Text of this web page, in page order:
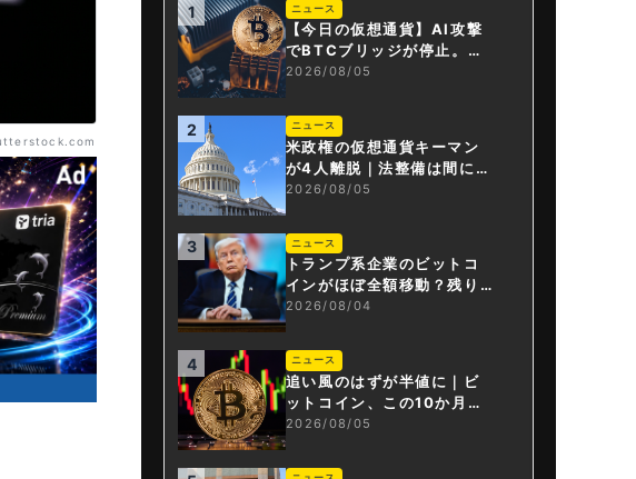
1 ニュース
【今日の仮想通貨】AI攻撃
でBTCブリッジが停止。金
融庁が「暗号資産・ステー
2026/08/05
2 ニュース
米政権の仮想通貨キーマン
が4人離脱｜法整備は間に合
うか
2026/08/05
3 ニュース
トランプ系企業のビットコ
インがほぼ全額移動？残り
は3.43BTCか
2026/08/04
4 ニュース
追い風のはずが半値に｜ビ
ットコイン、この10か月で
何が起きたか
2026/08/05